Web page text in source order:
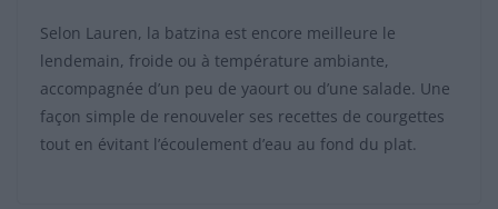
Selon Lauren, la batzina est encore meilleure le
lendemain, froide ou à température ambiante,
accompagnée d’un peu de yaourt ou d’une salade. Une
façon simple de renouveler ses recettes de courgettes
tout en évitant l’écoulement d’eau au fond du plat.